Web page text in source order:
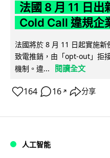
法國 8 月 11 日出
Cold Call 違規企
法國將於 8 月 11 日起實施
致電推銷，由「opt-out」拒
機制。違...
閱讀全文
164 16 ↗ 分享
人工智能